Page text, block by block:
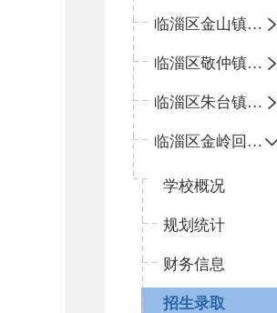
临淄区金山镇中心学校
临淄区敬仲镇中心学校
临淄区朱台镇中心学校
临淄区金岭回族镇中心学校
学校概况
规划统计
财务信息
招生录取